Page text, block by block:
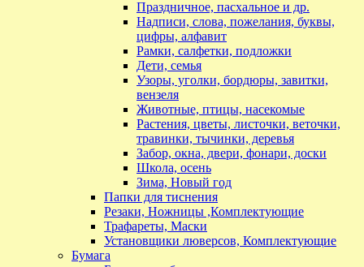
Праздничное, пасхальное и др.
Надписи, слова, пожелания, буквы,
цифры, алфавит
Рамки, салфетки, подложки
Дети, семья
Узоры, уголки, бордюры, завитки,
вензеля
Животные, птицы, насекомые
Растения, цветы, листочки, веточки,
травинки, тычинки, деревья
Забор, окна, двери, фонари, доски
Школа, осень
Зима, Новый год
Папки для тиснения
Резаки, Ножницы ,Комплектующие
Трафареты, Маски
Установщики люверсов, Комплектующие
Бумага